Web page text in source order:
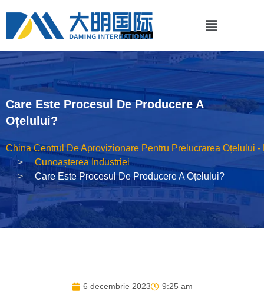
Care Este Procesul De Producere A
Oțelului?
China Centrul De Aprovizionare Pentru Prelucrarea Oțelului -
Cunoașterea Industriei
Care Este Procesul De Producere A Oțelului?
6 decembrie 2023 9:25 am